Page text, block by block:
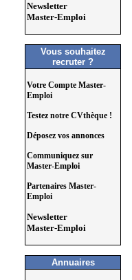
Newsletter
Master-Emploi
Vous souhaitez
recruter ?
Votre Compte Master-
Emploi
Testez notre CVthèque !
Déposez vos annonces
Communiquez sur
Master-Emploi
Partenaires Master-
Emploi
Newsletter
Master-Emploi
Annuaires